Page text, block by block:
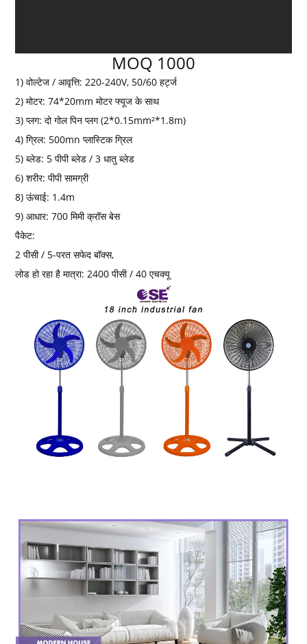
MOQ 1000
1) वोल्टेज / आवृत्ति: 220-240V, 50/60 हर्ट्ज
2) मोटर: 74*20mm मोटर फ्यूज के साथ
3) प्लग: दो गोल पिन प्लग (2*0.15mm²*1.8m)
4) ग्रिल: 500mn प्लास्टिक ग्रिल
5) ब्लेड: 5 पीपी ब्लेड / 3 धातु ब्लेड
6) शरीर: पीपी सामग्री
8) ऊंचाई: 1.4m
9) आधार: 700 मिमी क्रॉस बेस
पैकेट:
2 पीसी / 5-परत सफेद बॉक्स,
लोड हो रहा है मात्रा: 2400 पीसी / 40 एचक्यू